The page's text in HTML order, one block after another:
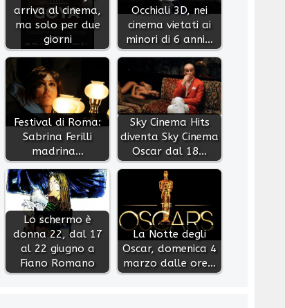
arriva al cinema,
ma solo per due
giorni
Occhiali 3D, nei
cinema vietati ai
minori di 6 anni…
Festival di Roma:
Sabrina Ferilli
madrina…
Sky Cinema Hits
diventa Sky Cinema
Oscar dal 18…
Lo schermo è
donna 22, dal 17
al 22 giugno a
Fiano Romano
La Notte degli
Oscar, domenica 4
marzo dalle ore…